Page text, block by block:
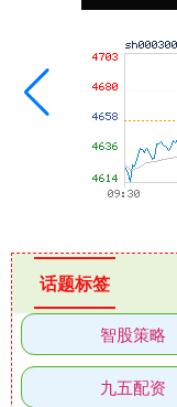
话题标签
智股策略
九五配资